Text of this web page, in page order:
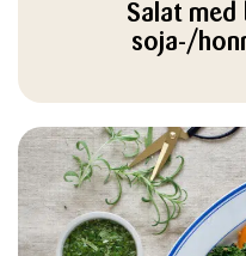
Salat
soja-/